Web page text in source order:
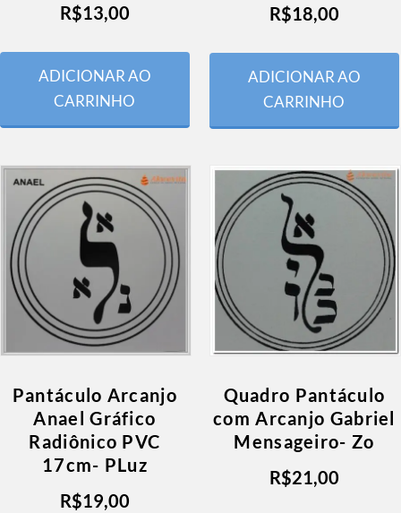
R$13,00
ADICIONAR AO
CARRINHO
R$18,00
ADICIONAR AO
CARRINHO
Pantáculo Arcanjo
Anael Gráfico
Radiônico PVC
17cm- PLuz
R$19,00
Quadro Pantáculo
com Arcanjo Gabriel
Mensageiro- Zo
R$21,00